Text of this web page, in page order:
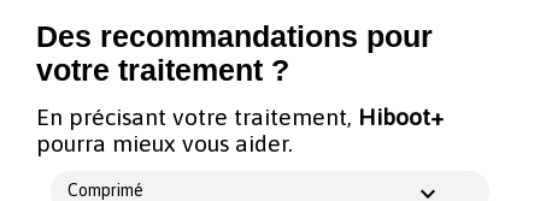
Des recommandations pour
votre traitement ?
En précisant votre traitement, Hiboot+
pourra mieux vous aider.
Comprimé